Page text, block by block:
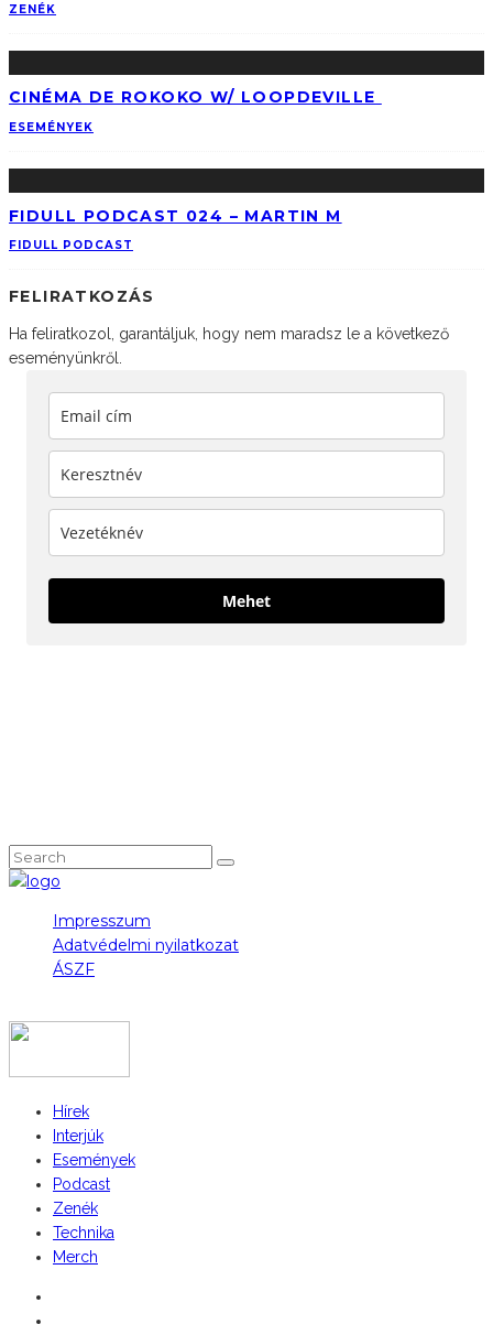
ZENÉK
CINÉMA DE ROKOKO W/ LOOPDEVILLE
ESEMÉNYEK
FIDULL PODCAST 024 – MARTIN M
FIDULL PODCAST
FELIRATKOZÁS
Ha feliratkozol, garantáljuk, hogy nem maradsz le a következő
eseményünkről.
Mehet
Impresszum
Adatvédelmi nyilatkozat
ÁSZF
Hírek
Interjúk
Események
Podcast
Zenék
Technika
Merch